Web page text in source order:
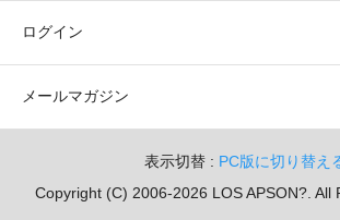
ログイン
メールマガジン
表示切替 : PC版に切り替え
Copyright (C) 2006-2026 LOS APSON?. All